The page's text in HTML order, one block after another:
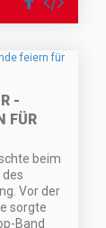
-
FÜR
beim
Vor der
sorgte
Band